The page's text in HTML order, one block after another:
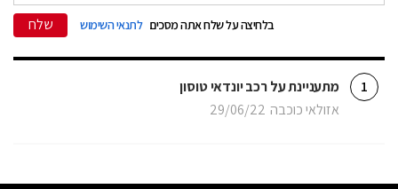
בלחיצה על שלח אתה מסכים לתנאי השימוש שלח
1
מתעניינת על רכב יונדאי טוסון
אזולאי כוכבה 29/06/22